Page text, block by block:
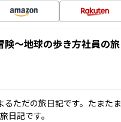
険～地球の歩き方社員の
るただの旅日記です。たまた
日記です。